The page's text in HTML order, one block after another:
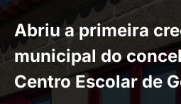
Abriu a primeira
municipal do
Centro Escolar de